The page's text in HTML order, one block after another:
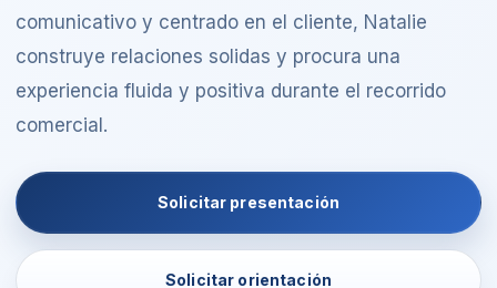
comunicativo y centrado en el cliente, Natalie
construye relaciones solidas y procura una
experiencia fluida y positiva durante el recorrido
comercial.
Solicitar presentación
Solicitar orientación